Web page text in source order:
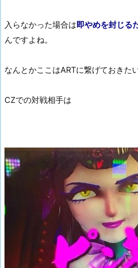
入らなかった場合は即やめを封じる
んですよね。
なんとかここはARTに繋げておきた
CZでの対戦相手は